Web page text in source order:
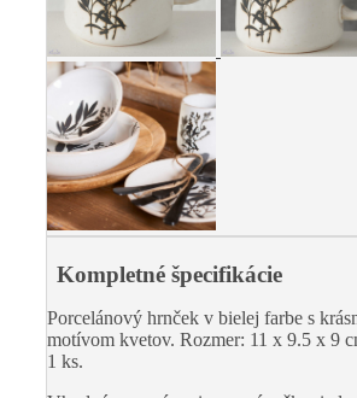
Kompletné špecifikácie
Porcelánový hrnček v bielej farbe s
motívom kvetov. Rozmer: 11 x 9.5 x 9
1 ks.